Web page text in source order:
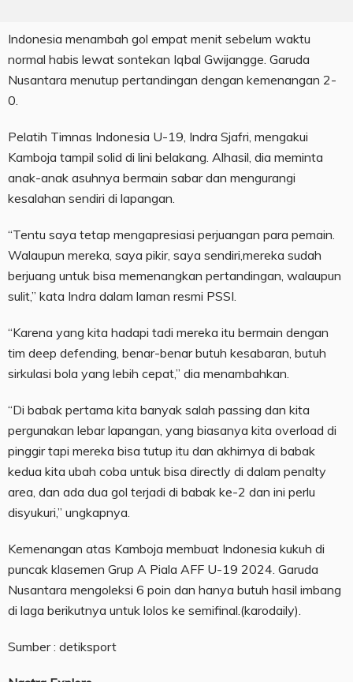
Indonesia menambah gol empat menit sebelum waktu
normal habis lewat sontekan Iqbal Gwijangge. Garuda
Nusantara menutup pertandingan dengan kemenangan 2-
0.
Pelatih Timnas Indonesia U-19, Indra Sjafri, mengakui
Kamboja tampil solid di lini belakang. Alhasil, dia meminta
anak-anak asuhnya bermain sabar dan mengurangi
kesalahan sendiri di lapangan.
“Tentu saya tetap mengapresiasi perjuangan para pemain.
Walaupun mereka, saya pikir, saya sendiri,mereka sudah
berjuang untuk bisa memenangkan pertandingan, walaupun
sulit,” kata Indra dalam laman resmi PSSI.
“Karena yang kita hadapi tadi mereka itu bermain dengan
tim deep defending, benar-benar butuh kesabaran, butuh
sirkulasi bola yang lebih cepat,” dia menambahkan.
“Di babak pertama kita banyak salah passing dan kita
pergunakan lebar lapangan, yang biasanya kita overload di
pinggir tapi mereka bisa tutup itu dan akhirnya di babak
kedua kita ubah coba untuk bisa directly di dalam penalty
area, dan ada dua gol terjadi di babak ke-2 dan ini perlu
disyukuri,” ungkapnya.
Kemenangan atas Kamboja membuat Indonesia kukuh di
puncak klasemen Grup A Piala AFF U-19 2024. Garuda
Nusantara mengoleksi 6 poin dan hanya butuh hasil imbang
di laga berikutnya untuk lolos ke semifinal.(karodaily).
Sumber : detiksport